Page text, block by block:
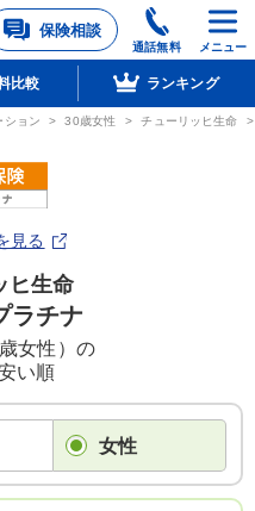
保険相談
通話無料 メニュー
比較 ランキング
ション > 30歳女性 > チューリッヒ生命
見る
ヒ生命
ラチナ
女性）の
い順
女性